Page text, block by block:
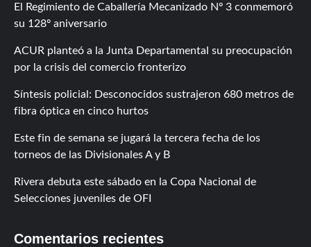
El Regimiento de Caballería Mecanizado Nº 3 conmemoró
su 128º aniversario
ACUR planteó a la Junta Departamental su preocupación
por la crisis del comercio fronterizo
Síntesis policial: Desconocidos sustrajeron 680 metros de
fibra óptica en cinco hurtos
Este fin de semana se jugará la tercera fecha de los
torneos de las Divisionales A y B
Rivera debuta este sábado en la Copa Nacional de
Selecciones juveniles de OFI
Comentarios recientes